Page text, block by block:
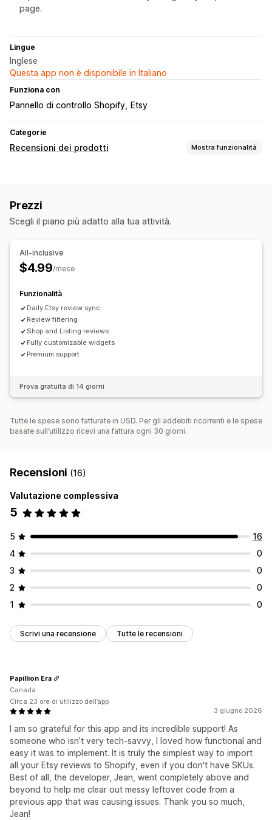
page.
Lingue
Inglese
Questa app non è disponibile in Italiano
Funziona con
Pannello di controllo Shopify Etsy
Categorie
Recensioni dei prodotti Mostra funzionalità
Badge
Pagina con tutte le recensioni Migliori recensioni
Modalità di raccolta recensioni
Automazioni
Prezzi
Scegli il piano più adatto alla tua attività.
All-inclusive
$4.99/mese
Funzionalità
Daily Etsy review sync
Review filtering
Shop and Listing reviews
Fully customizable widgets
Premium support
Prova gratuita di 14 giorni
Tutte le spese sono fatturate in USD. Per gli addebiti ricorrenti e le spese
basate sull’utilizzo ricevi una fattura ogni 30 giorni.
Recensioni (16)
Valutazione complessiva
5
5
16
4
0
3
0
2
0
1
0
Scrivi una recensione Tutte le recensioni
3 giugno 2026
I am so grateful for this app and its incredible support! As
someone who isn’t very tech-savvy, I loved how functional and
easy it was to implement. It is truly the simplest way to import
all your Etsy reviews to Shopify, even if you don't have SKUs.
Best of all, the developer, Jean, went completely above and
beyond to help me clear out messy leftover code from a
previous app that was causing issues. Thank you so much,
Jean!
Papillion Era
Canada
Circa 23 ore di utilizzo dell’app